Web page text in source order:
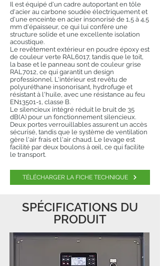
Il est équipé d'un cadre autoportant en tôle
d'acier au carbone soudée électriquement et
d'une enceinte en acier insonorisé de 1,5 à 4,5
mm d'épaisseur, ce qui lui confère une
structure solide et une excellente isolation
acoustique.
Le revêtement extérieur en poudre époxy est
de couleur verte RAL6017, tandis que le toit,
la base et le panneau sont de couleur grise
RAL7012, ce qui garantit un design
professionnel. L'intérieur est revêtu de
polyuréthane insonorisant, hydrofuge et
résistant à l'huile, avec une résistance au feu
EN13501-1, classe B.
Le silencieux intégré réduit le bruit de 35
dB(A) pour un fonctionnement silencieux.
Deux portes verrouillables assurent un accès
sécurisé, tandis que le système de ventilation
gère l'air frais et l'air chaud. Le levage est
facilité par deux boulons à œil, ce qui facilite
le transport.
TÉLÉCHARGER LA FICHE TECHNIQUE
SPÉCIFICATIONS DU
PRODUIT